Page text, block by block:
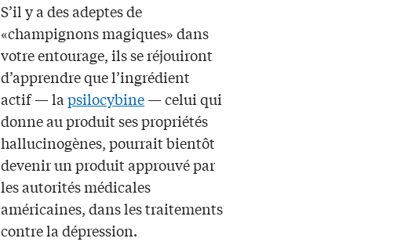
S’il y a des adeptes de
«champignons magiques» dans
votre entourage, ils se réjouiront
d’apprendre que l’ingrédient
actif — lapsilocybine— celui qui
donne au produit ses propriétés
hallucinogènes, pourrait bientôt
devenir un produit approuvé par
les autorités médicales
américaines, dans les traitements
contre la dépression.